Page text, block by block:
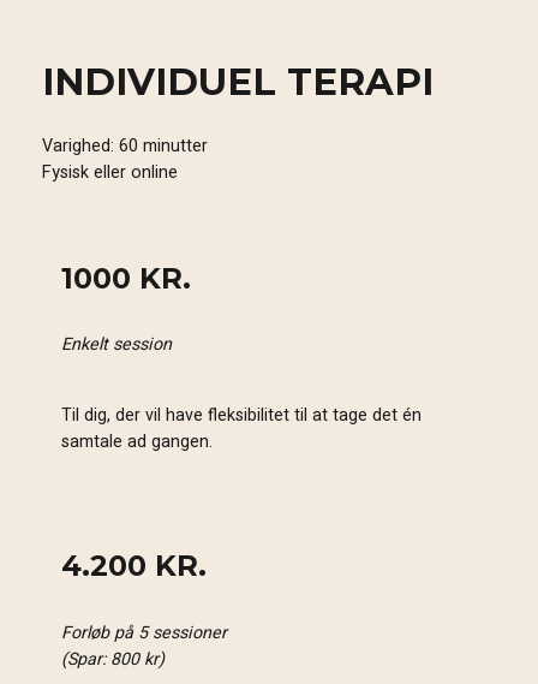
INDIVIDUEL TERAPI
Varighed: 60 minutter
Fysisk eller online
1000 KR.
Enkelt session
Til dig, der vil have fleksibilitet til at tage det én
samtale ad gangen.
4.200 KR.
Forløb på 5 sessioner
(Spar: 800 kr)